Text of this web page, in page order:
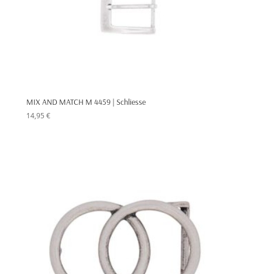
MIX AND MATCH M 4459 | Schliesse
14,95 €